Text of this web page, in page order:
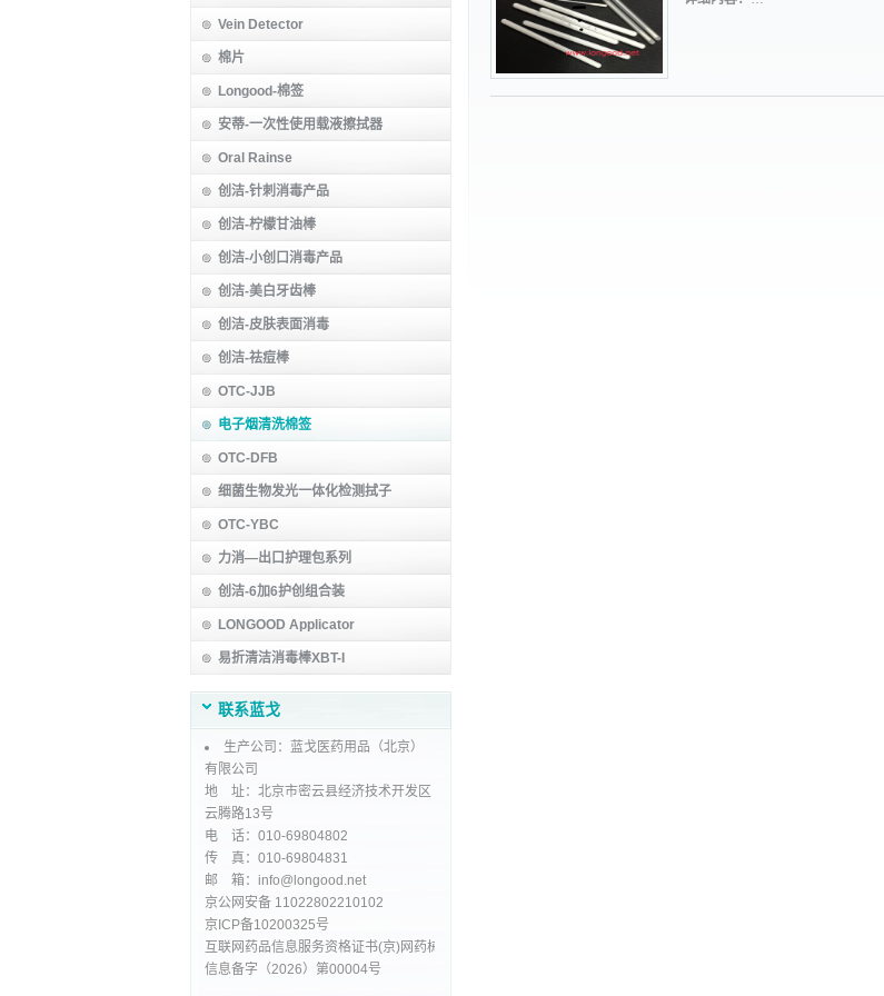
Vein Detector
棉片
Longood-棉签
安蒂-一次性使用载液擦拭器
Oral Rainse
创洁-针刺消毒产品
创洁-柠檬甘油棒
创洁-小创口消毒产品
创洁-美白牙齿棒
创洁-皮肤表面消毒
创洁-祛痘棒
OTC-JJB
电子烟清洗棉签
OTC-DFB
细菌生物发光一体化检测拭子
OTC-YBC
力消—出口护理包系列
创洁-6加6护创组合装
LONGOOD Applicator
易折清洁消毒棒XBT-I
联系蓝戈
生产公司：蓝戈医药用品（北京）
有限公司
地 址：北京市密云县经济技术开发区
云腾路13号
电 话：010-69804802
传 真：010-69804831
邮 箱：info@longood.net
京公网安备 11022802210102
京ICP备10200325号
互联网药品信息服务资格证书(京)网药械
信息备字（2026）第00004号